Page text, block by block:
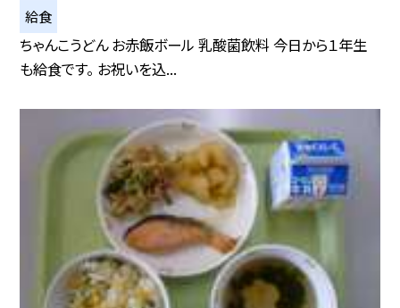
給食
ちゃんこうどん お赤飯ボール 乳酸菌飲料 今日から１年生
も給食です。 お祝いを込...